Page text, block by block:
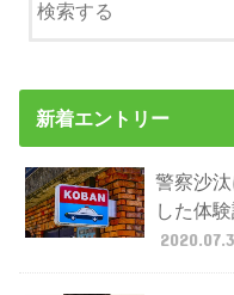
新着エントリー
警察沙
した体